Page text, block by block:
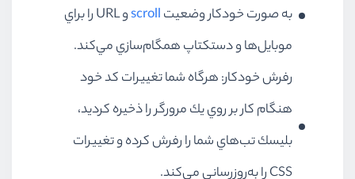
به صورت خودكار وضعيت
و URL را براي
موبايل‌ها و دستكتاپ همگام‌سازي مي‌كند.
رفرش خودكار: هرگاه شما تغييرات كد خود
هنگام كار بر روي يك مرورگر را ذخيره كرديد،
بليسك تب‌هاي شما را رفرش كرده و تغييرات
CSS را به‌روزرساني مي‌كند.